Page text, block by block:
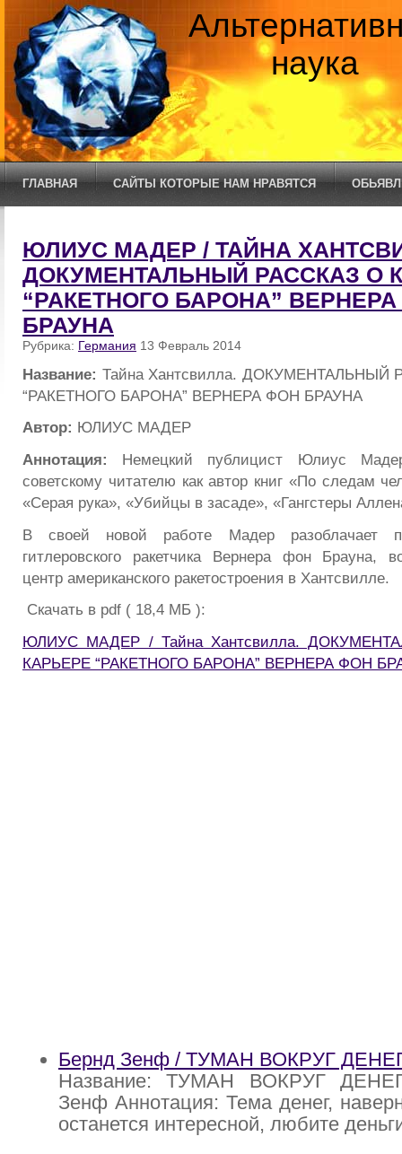
наука
ГЛАВНАЯ САЙТЫ КОТОРЫЕ НАМ НРАВЯТСЯ
ЮЛИУС МАДЕР / ТАЙНА
ДОКУМЕНТАЛЬНЫЙ РАССКАЗ О
“РАКЕТНОГО БАРОНА”
БРАУНА
Рубрика: Германия 13 Февраль 2014
Название: Тайна Хантсвилла. ДОКУМЕНТАЛЬНЫЙ
“РАКЕТНОГО БАРОНА” ВЕРНЕРА ФОН БРАУНА
Автор: ЮЛИУС МАДЕР
Аннотация: Немецкий публицист Юлиус
советскому читателю как автор книг «По следам
«Серая рука», «Убийцы в засаде», «Гангстеры
В своей новой работе Мадер разоблачает
гитлеровского ракетчика Вернера фон Брауна,
центр американского ракетостроения в Хантсвилле.
Скачать в pdf ( 18,4 МБ ):
ЮЛИУС МАДЕР / Тайна Хантсвилла.
КАРЬЕРЕ “РАКЕТНОГО БАРОНА” ВЕРНЕРА ФОН
Бернд Зенф / ТУМАН ВОКРУГ
Название: ТУМАН ВОКРУГ
Зенф Аннотация: Тема денег,
останется интересной, любите